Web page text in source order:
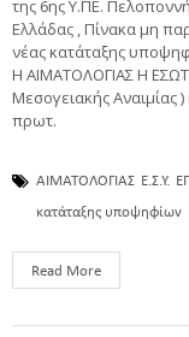
της 6ης Υ.ΠΕ.
Ελλάδας , Πίνακα μη
νέας κατάταξης
Η ΑΙΜΑΤΟΛΟΓΙΑΣ Η
Μεσογειακής Αναιμίας
πρωτ.
ΑΙΜΑΤΟΛΟΓΙΑΣ Ε.Σ.Υ.
κατάταξης υποψηφίων
Read More